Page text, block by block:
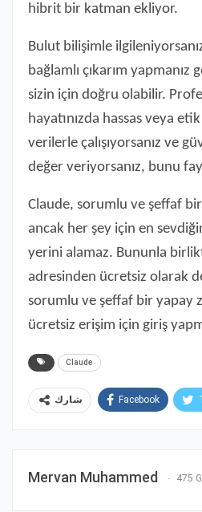
hibrit bir katman ekliyor.
Bulut bilişimle
bağlamlı çıkarım
sizin için doğru olabilir.
hayatınızda hassas veya
verilerle çalışıyorsanız ve
değer veriyorsanız, bunu
Claude, sorumlu ve şeffaf
ancak her şey için en
yerini alamaz. Bununla
adresinden ücretsiz olarak
sorumlu ve şeffaf bir yapay
ücretsiz erişim için giriş
Claude
شارك Facebook
Mervan Muhammed 475